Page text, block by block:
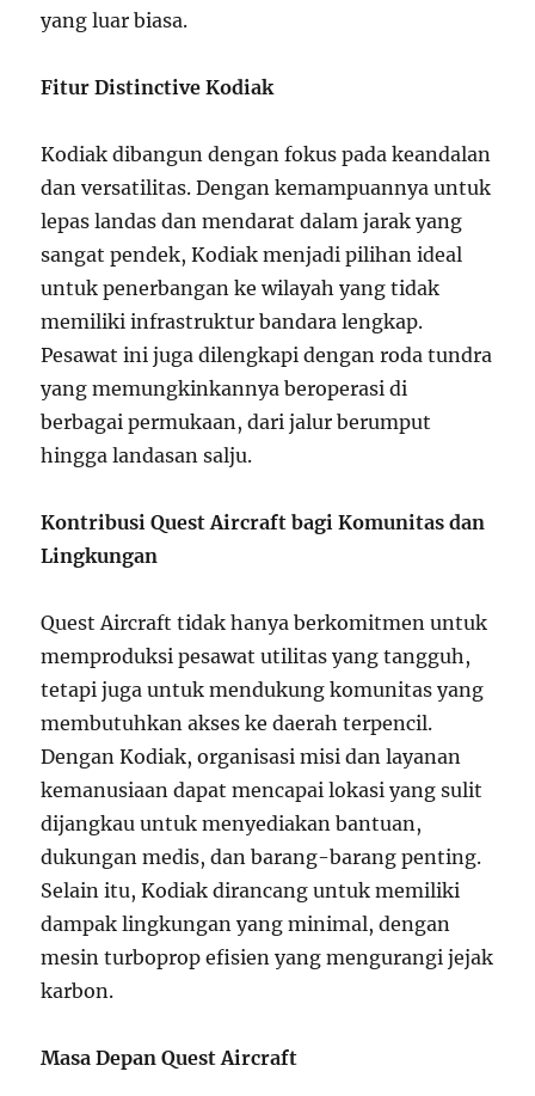
yang luar biasa.
Fitur Distinctive Kodiak
Kodiak dibangun dengan fokus pada keandalan
dan versatilitas. Dengan kemampuannya untuk
lepas landas dan mendarat dalam jarak yang
sangat pendek, Kodiak menjadi pilihan ideal
untuk penerbangan ke wilayah yang tidak
memiliki infrastruktur bandara lengkap.
Pesawat ini juga dilengkapi dengan roda tundra
yang memungkinkannya beroperasi di
berbagai permukaan, dari jalur berumput
hingga landasan salju.
Kontribusi Quest Aircraft bagi Komunitas dan
Lingkungan
Quest Aircraft tidak hanya berkomitmen untuk
memproduksi pesawat utilitas yang tangguh,
tetapi juga untuk mendukung komunitas yang
membutuhkan akses ke daerah terpencil.
Dengan Kodiak, organisasi misi dan layanan
kemanusiaan dapat mencapai lokasi yang sulit
dijangkau untuk menyediakan bantuan,
dukungan medis, dan barang-barang penting.
Selain itu, Kodiak dirancang untuk memiliki
dampak lingkungan yang minimal, dengan
mesin turboprop efisien yang mengurangi jejak
karbon.
Masa Depan Quest Aircraft